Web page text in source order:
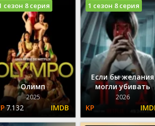
Олимп
2025
7.132
сезон 8 серия
Если бы желания
могли убивать
2026
1 сезон 8 серия